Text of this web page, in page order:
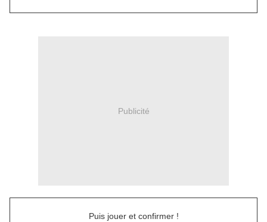
Publicité
Puis jouer et confirmer !